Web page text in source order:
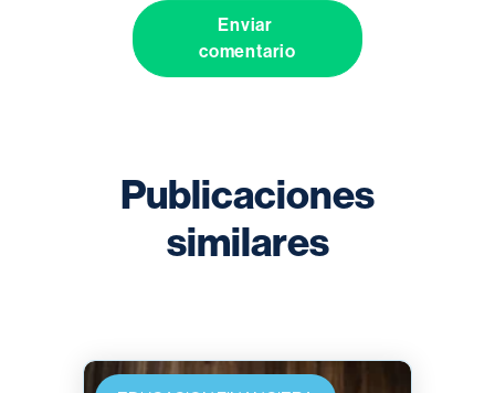
Publicaciones
similares